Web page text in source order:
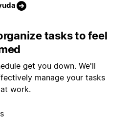
tasks to feel
get you down. We'll
manage your tasks
work.